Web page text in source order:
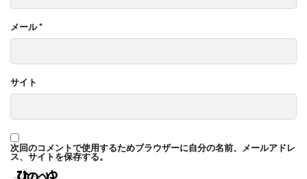
メール*
サイト
次回のコメントで使用するためブラウザーに自分の名前、メールアドレ
ス、サイトを保存する。